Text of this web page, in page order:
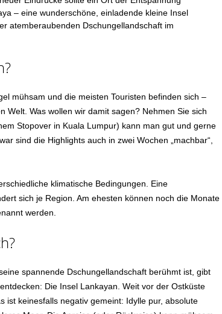
– eine wunderschöne, einladende kleine Insel
atemberaubenden Dschungellandschaft im
mühsam und die meisten Touristen befinden sich –
Welt. Was wollen wir damit sagen? Nehmen Sie sich
Stopover in Kuala Lumpur) kann man gut und gerne
sind die Highlights auch in zwei Wochen „machbar“,
klimatische Bedingungen. Eine
sich je Region. Am ehesten können noch die Monate
werden.
spannende Dschungellandschaft berühmt ist, gibt
Die Insel Lankayan. Weit vor der Ostküste
ist keinesfalls negativ gemeint: Idylle pur, absolute